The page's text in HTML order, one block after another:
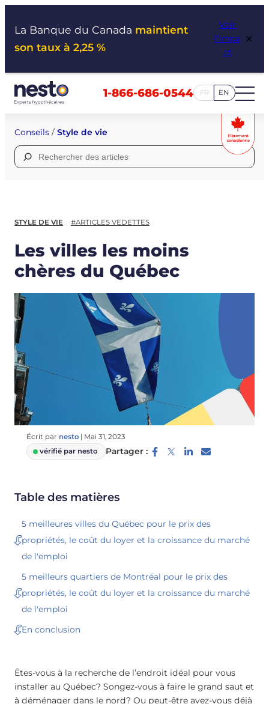
La Banque du Canada maintient
son taux à 2,25 %
Voir
l’impa
ct
×
1-866-686-0544 FR EN
Conseils / Style de vie
Rechercher :
STYLE DE VIE #ARTICLES VEDETTES
Les villes les moins
chères du Québec
Écrit par nesto | Mai 31, 2023
vérifié par nesto
Partager :
Table des matières
5 meilleures villes du Québec pour le prix des
propriétés, le coût du loyer et la croissance du marché
de l'emploi
5 meilleurs quartiers de Montréal pour le prix des
propriétés, le coût du loyer et la croissance du marché
de l'emploi
En conclusion
Êtes-vous à la recherche de l’endroit idéal pour vous
installer au Québec? Songez-vous à faire le grand saut et
à déménager dans le nord? Ou peut-être avez-vous déjà